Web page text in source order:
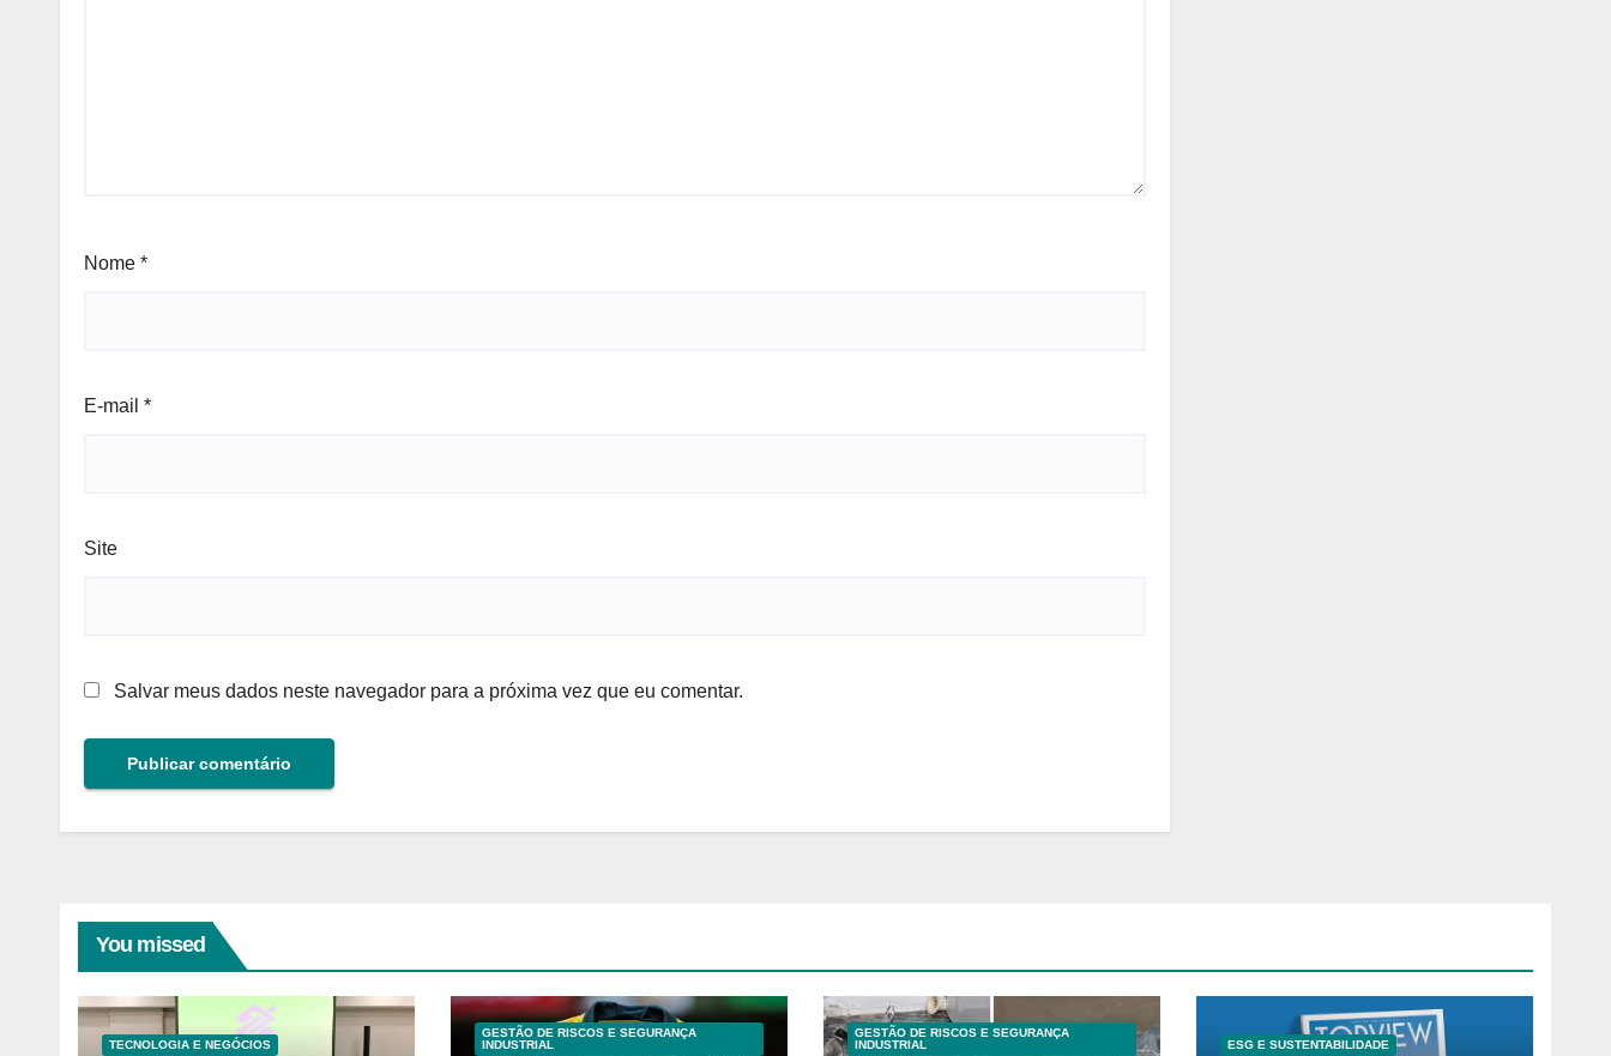
Nome *
E-mail *
Site
Salvar meus dados neste navegador para a próxima vez que eu comentar.
You missed
TECNOLOGIA E NEGÓCIOS
GESTÃO DE RISCOS E SEGURANÇA
INDUSTRIAL
GESTÃO DE RISCOS E SEGURANÇA
INDUSTRIAL
ESG E SUSTENTABILIDADE